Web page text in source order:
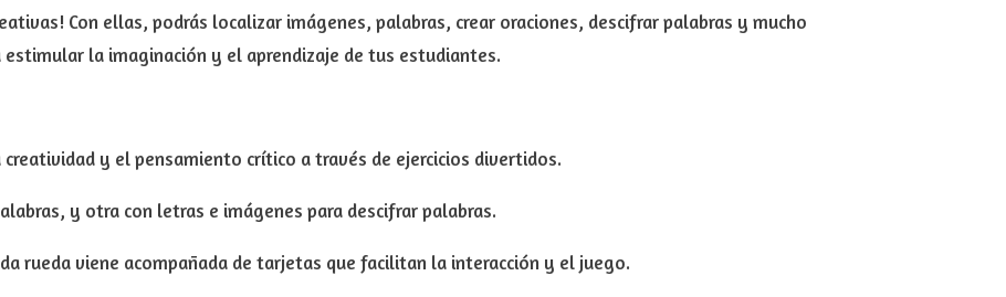
Con ellas, podrás localizar imágenes, palabras, crear oraciones, descifrar palabras y mucho
la imaginación y el aprendizaje de tus estudiantes.
y el pensamiento crítico a través de ejercicios divertidos.
y otra con letras e imágenes para descifrar palabras.
rueda viene acompañada de tarjetas que facilitan la interacción y el juego.